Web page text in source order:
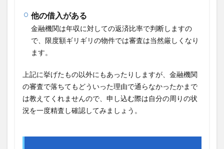
他の借入がある
金融機関は年収に対しての返済比率で判断しますの
で、限度額ギリギリの物件では審査は当然厳しくなり
ます。
上記に挙げたもの以外にもあったりしますが、金融機関
の審査で落ちてもどういった理由で通らなかったかまで
は教えてくれませんので、申し込む際は自分の周りの状
況を一度精査し確認してみましょう。